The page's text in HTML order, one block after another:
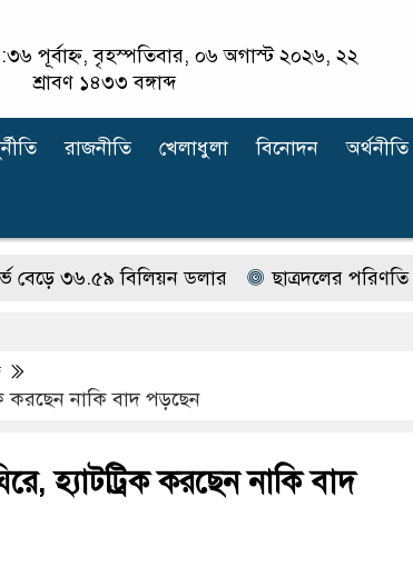
পূর্বাহ্ন, বৃহস্পতিবার, ০৬ অগাস্ট ২০২৬, ২২
শ্রাবণ ১৪৩৩ বঙ্গাব্দ
রাজনীতি খেলাধুলা বিনোদন অর্থনীতি
বিলিয়ন ডলার ছাত্রদলের পরিণতি
করছেন নাকি বাদ পড়ছেন
হ্যাটট্রিক করছেন নাকি বাদ